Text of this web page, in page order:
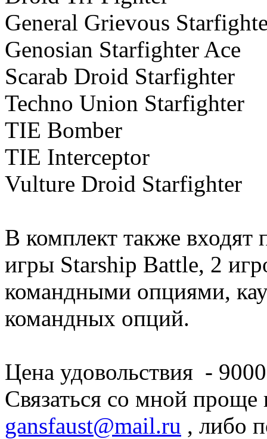
General
Genosian
Scarab Droid
Techno Union
TIE
TIE
Vulture Droid
В комплект также входят
игры Starship Battle, 2
командными опциями,
командных опций.
Цена удовольствия - 9000
Связаться со мной проще
gansfaust@mail.ru , либо